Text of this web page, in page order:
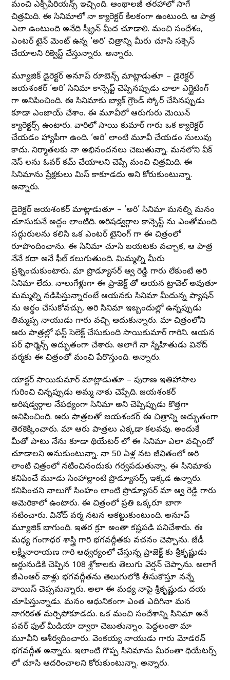
మంచి ఎక్సీపిరియన్స్ ఇచ్చింది. ఆంథాలజీ తరహాలో సాగే
చిత్రమిది. ఈ సినిమాలో నా క్యారెక్టర్ కీలకంగా ఉంటుంది. ఆ పాత్ర
ఎలా ఉంటుంది అనేది స్క్రీన్ మీద చూడాలి. మంచి సందేశం,
ఎంటర్ టైన్ మెంట్ ఉన్న ‘అరి’ చిత్రాన్ని మీరు చూసి సక్సెస్
చేయాలని రిక్వెస్ట్ చేస్తున్నారు. అన్నారు.
మ్యూజిక్ డైరెక్టర్ అనూప్ రూబెన్స్ మాట్లాడుతూ – డైరెక్టర్
జయశంకర్ ‘అరి’ సినిమా కాన్సెప్ట్ చెప్పినప్పుడు చాలా ఎగ్జైటింగ్
గా అనిపించింది. ఈ సినిమాకు బ్యాక్ గ్రౌండ్ స్కోర్ చేసినప్పుడు
కూడా ఎంజాయ్ చేశాం. ఈ మూవీలో ఆరుగురు మెయిన్
క్యారెక్టర్స్ ఉంటారు. వారిలో సాయి కుమార్ గారు ఒక క్యారెక్టర్
చేయడం హ్యాపీగా ఉంది. ‘అరి’ లాంటి మూవీ చేయడం సులువు
కాదు. నిర్మాతలకు నా అభినందనలు చెబుతున్నా. మనలోని వీక్
నెస్ లను ఓవర్ కమ్ చేయాలని చెప్పే మంచి చిత్రమిది. ఈ
సినిమాను ప్రేక్షకులు మిస్ కాకూడదు అని కోరుకుంటున్నా.
అన్నారు.
డైరెక్టర్ జయశంకర్ మాట్లాడుతూ – ‘అరి’ సినిమా మనల్ని మనం
చూసుకునే అద్దం లాంటిది. అరిషడ్వర్గాల కాన్సెప్ట్ ను ఎంతోమంది
సద్గురులను కలిసి ఒక ఎంటర్ టైనింగ్ గా ఈ చిత్రంలో
రూపొందించాను. ఈ సినిమా చూసి బయటకు వచ్చాక, ఆ పాత్ర
నేనే కదా అనే ఫీల్ కలుగుతుంది. మిమ్మల్ని మీరు
ప్రశ్నించుకుంటారు. మా ప్రొడ్యూసర్ ఆర్వీ రెడ్డి గారు లేకుంటే అరి
సినిమా లేదు. నాలుగేళ్లుగా ఈ ప్రాజెక్ట్ తో ఆయన ట్రావెల్ అవుతూ
మమ్మల్ని నడిపిస్తున్నారంటే ఆయనకు సినిమా మీదున్న ప్యాషన్
ను అర్థం చేసుకోవచ్చు. అరి సినిమా ఇబ్బందుల్లో ఉన్నప్పుడు
తిమ్మప్ప నాయుడు గారు వచ్చి ఆదుకున్నారు. మా చిత్రంలోని
ఆరు పాత్రల్లో ఫస్ట్ సెలెక్ట్ చేసుకుంది సాయికుమార్ గారిని. ఆయన
పర్ ఫార్మెన్స్ అద్భుతంగా చేశారు. అలాగే నా స్నేహితుడు వినోద్
వర్మకు ఈ చిత్రంతో మంచి పేరొస్తుంది. అన్నారు.
యాక్టర్ సాయికుమార్ మాట్లాడుతూ – పురాణ ఇతిహాసాల
గురించి చిన్నప్పుడు అమ్మ నాకు చెప్పేది. జయశంకర్
అరిషడ్వర్గాల నేపథ్యంగా సినిమా అని చెప్పిప్పుడు కొత్తగా
అనిపించింది. ఆరు పాత్రలతో జయశంకర్ ఈ చిత్రాన్ని అద్భుతంగా
తెరకెక్కించారు. మా ఆరు పాత్రలు ఎక్కడా కలవవు. అందుకే
మీతో పాటు నేను కూడా థియేటర్ లో ఈ సినిమా ఎలా వచ్చిందో
చూడాలని అనుకుంటున్నా. నా 50 ఏళ్ల నట జీవితంలో అరి
లాంటి చిత్రంలో నటించినందుకు గర్వపడుతున్నా. ఈ సినిమాకు
కనిపించే మూడు సింహాల్లాంటి ప్రొడ్యూసర్స్ ఇక్కడ ఉన్నారు.
కనిపించని నాలుగో సింహం లాంటి ప్రొడ్యూసర్ మా ఆర్వీ రెడ్డి గారు
అమెరికాలో ఉంటారు. ఈ చిత్రంలో ప్రతి ఒక్కరూ బాగా
నటించారు. వినోద్ వర్మ నటన ఆకట్టుకుంటుంది. అనూప్
మ్యూజిక్ బాగుంది. ఇతర క్రూ అంతా కష్టపడి పనిచేశారు. ఈ
మధ్య గంగాధర శాస్త్రి గారి భగవద్గీతకు వచనం చెప్పాను. జేడీ
లక్ష్మీనారాయణ గారి ఆధ్వర్యంలో చేస్తున్న ప్రాజెక్ట్ కు శ్రీకృష్ణుడు
అర్జునుడికి చెప్పిన 108 శ్లోకాలకు తెలుగు వెర్షన్ చెప్పాను. అలాగే
జీఎంఆర్ వాళ్లు భగవద్గీతను తెలుగులోకి తీసుకొస్తూ నన్నే
వాయిస్ చెప్పమన్నారు. అలా ఈ మధ్య నాపై శ్రీకృష్ణుడు దయ
చూపిస్తున్నాడు. మనం ఆధునికంగా ఎంత ఎదిగినా మన
నాగరికత మర్చిపోకూడదు. ఒక మంచి సందేశాన్ని సినిమా అనే
పవర్ ఫుల్ మీడియా ద్వారా చెబుతున్నాం. పెద్దలంతా మా
మూవీని ఆశీర్వదించారు. వెంకయ్య నాయుడు గారు మోడరన్
భగవద్గీత అన్నారు. ఇలాంటి గొప్ప సినిమాను మీరంతా థియేటర్స్
లో చూసి ఆదరించాలని కోరుకుంటున్నా. అన్నారు.